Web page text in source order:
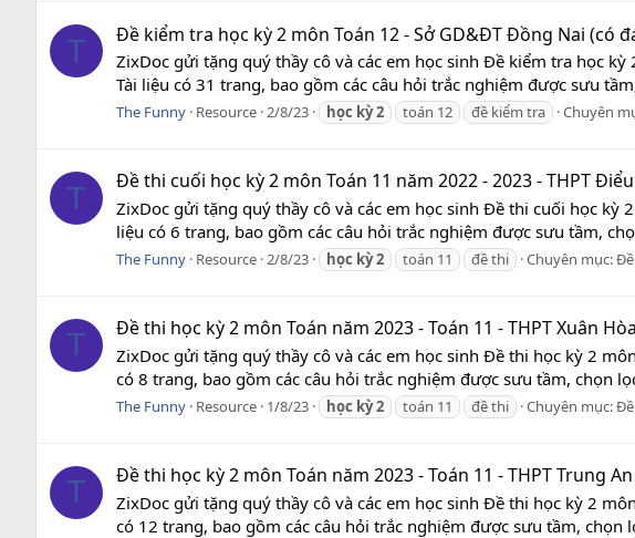
T Đề kiểm tra học kỳ 2 môn Toán 12 - Sở GD&ĐT Đồng Nai (có
ZixDoc gửi tặng quý thầy cô và các em học sinh Đề kiểm tra học
Tài liệu có 31 trang, bao gồm các câu hỏi trắc nghiệm được sưu
The Funny Resource 2/8/23 học kỳ2 toán 12 đề kiểm tra Chuyên
T Đề thi cuối học kỳ 2 môn Toán 11 năm 2022 - 2023 - THPT
ZixDoc gửi tặng quý thầy cô và các em học sinh Đề thi cuối học kỳ
liệu có 6 trang, bao gồm các câu hỏi trắc nghiệm được sưu tầm,
The Funny Resource 2/8/23 học kỳ2 toán 11 đề thi Chuyên mục:
T Đề thi học kỳ 2 môn Toán năm 2023 - Toán 11 - THPT Xuân
ZixDoc gửi tặng quý thầy cô và các em học sinh Đề thi học kỳ 2
có 8 trang, bao gồm các câu hỏi trắc nghiệm được sưu tầm, chọn
The Funny Resource 1/8/23 học kỳ2 toán 11 đề thi Chuyên mục:
T Đề thi học kỳ 2 môn Toán năm 2023 - Toán 11 - THPT Trung
ZixDoc gửi tặng quý thầy cô và các em học sinh Đề thi học kỳ 2
có 12 trang, bao gồm các câu hỏi trắc nghiệm được sưu tầm, chọn